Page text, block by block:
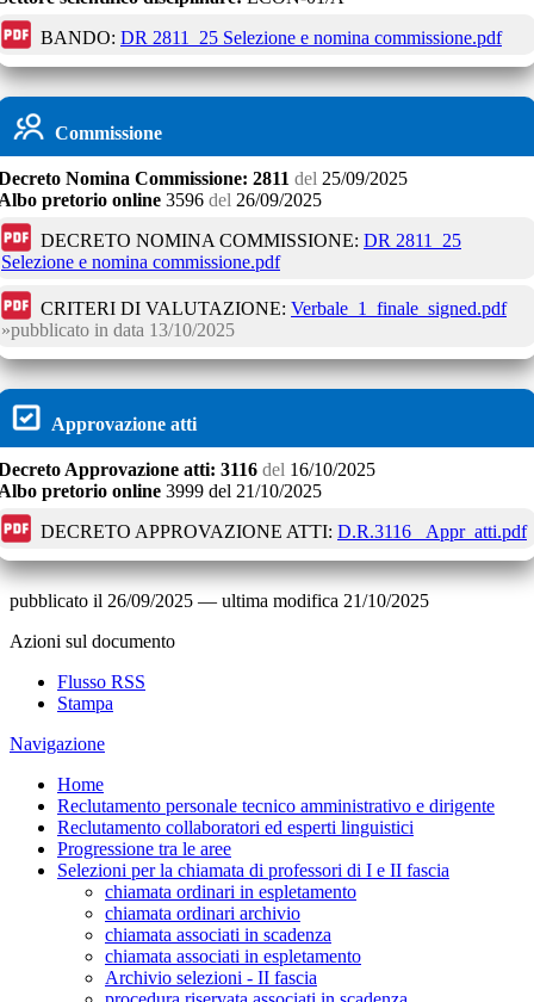
BANDO: DR 2811_25 Selezione e nomina commissione.pdf
Commissione
Nomina Commissione: 2811 del 25/09/2025
pretorio online 3596 del 26/09/2025
DECRETO NOMINA COMMISSIONE: DR 2811_25
Selezione e nomina commissione.pdf
CRITERI DI VALUTAZIONE: Verbale_1_finale_signed.pdf
pubblicato in data 13/10/2025
Approvazione atti
Approvazione atti: 3116 del 16/10/2025
pretorio online 3999 del 21/10/2025
DECRETO APPROVAZIONE ATTI: D.R.3116 _Appr_atti.pdf
pubblicato il 26/09/2025 — ultima modifica 21/10/2025
Azioni sul documento
Flusso RSS
Stampa
Navigazione
Home
Reclutamento personale tecnico amministrativo e dirigente
Reclutamento collaboratori ed esperti linguistici
Progressione tra le aree
Selezioni per la chiamata di professori di I e II fascia
chiamata ordinari in espletamento
chiamata ordinari archivio
chiamata associati in scadenza
chiamata associati in espletamento
Archivio selezioni - II fascia